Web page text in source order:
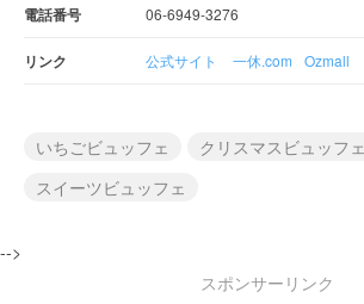
電話番号 06-6949-3276
リンク 公式サイト 一休.com Ozmall
いちごビュッフェ
クリスマスビュッフェ
スイーツビュッフェ
-->
スポンサーリンク